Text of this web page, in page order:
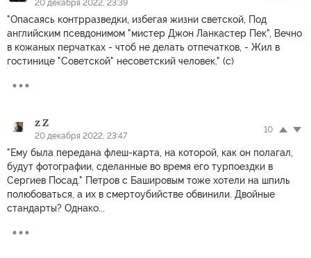
Жаль, что у американца, своровавшего флюгарку, была
дипломатическая неприкосновенность. "Генерал, а
безобразите..."
Господи, ну где тот мост? Волги и Опели... Старые поняли, а
молодым уже не нужно.
kluatr
20 декабря 2022, 23:39
"Опасаясь контрразведки, избегая жизни светской, Под